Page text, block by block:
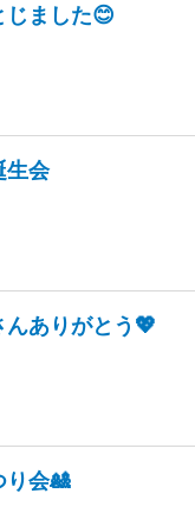
じました😊
生会
んありがとう💖
り会🎎